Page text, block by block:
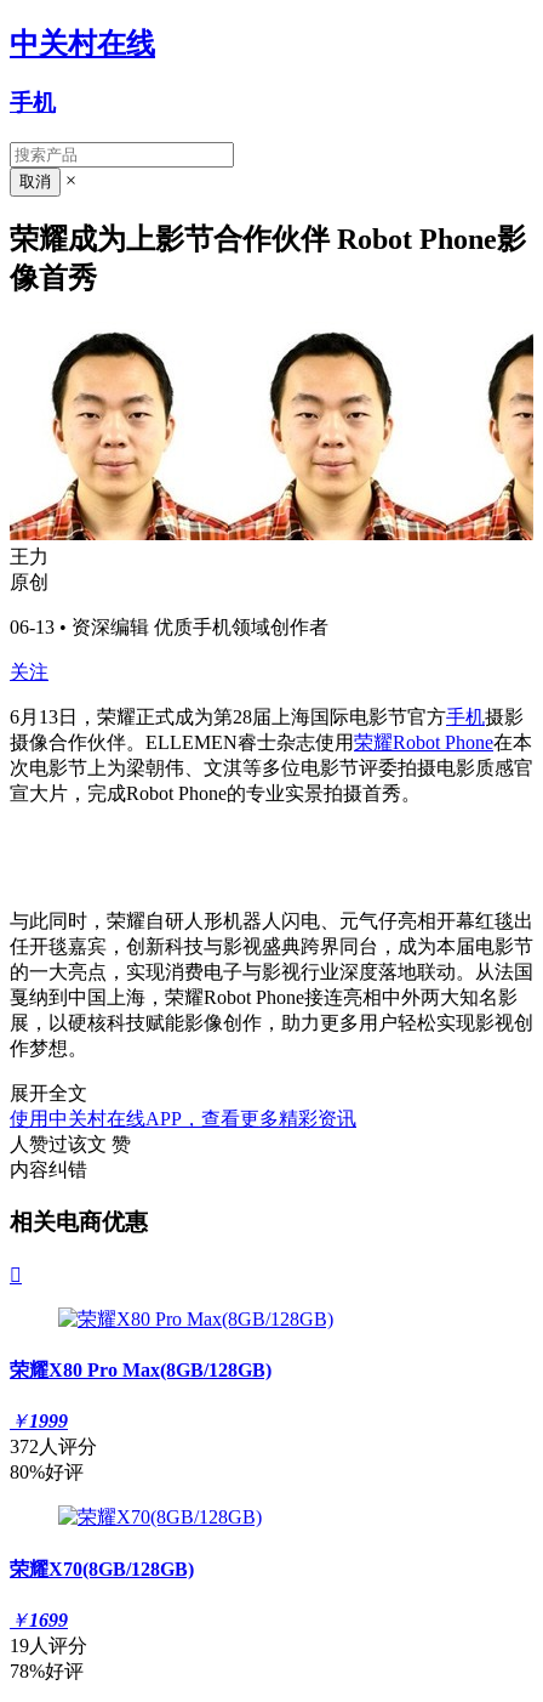
中关村在线
手机
×
荣耀成为上影节合作伙伴 Robot Phone影
像首秀
王力
原创
06-13 • 资深编辑 优质手机领域创作者
关注
6月13日，荣耀正式成为第28届上海国际电影节官方手机摄影
摄像合作伙伴。ELLEMEN睿士杂志使用荣耀Robot Phone在本
次电影节上为梁朝伟、文淇等多位电影节评委拍摄电影质感官
宣大片，完成Robot Phone的专业实景拍摄首秀。
与此同时，荣耀自研人形机器人闪电、元气仔亮相开幕红毯出
任开毯嘉宾，创新科技与影视盛典跨界同台，成为本届电影节
的一大亮点，实现消费电子与影视行业深度落地联动。从法国
戛纳到中国上海，荣耀Robot Phone接连亮相中外两大知名影
展，以硬核科技赋能影像创作，助力更多用户轻松实现影视创
作梦想。
展开全文
使用中关村在线APP，查看更多精彩资讯
人赞过该文 赞
内容纠错
相关电商优惠

荣耀X80 Pro Max(8GB/128GB)
￥1999
372人评分
80%好评
荣耀X70(8GB/128GB)
￥1699
19人评分
78%好评